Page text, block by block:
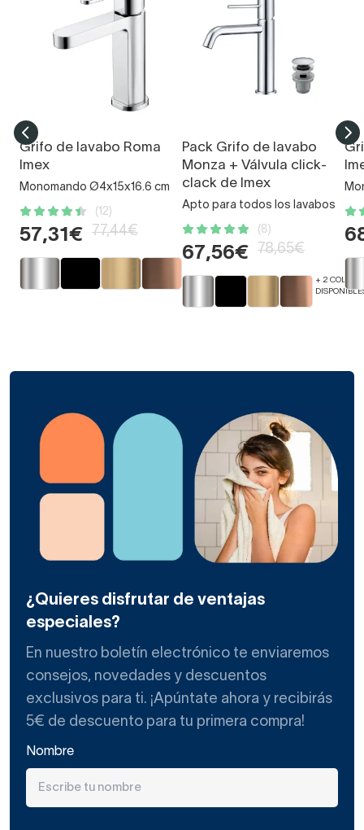
Grifo de lavabo Roma
Imex
Monomando Ø4x15x16.6 cm
(12)
57,31€ 77,44€
Pack Grifo de lavabo
Monza + Válvula click-
clack de Imex
Apto para todos los lavabos
(8)
67,56€ 78,65€
+ 2
¿Quieres disfrutar de ventajas
especiales?
En nuestro boletín electrónico te enviaremos
consejos, novedades y descuentos
exclusivos para ti. ¡Apúntate ahora y recibirás
5€ de descuento para tu primera compra!
Nombre